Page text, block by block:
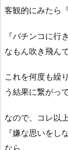
客観的にみたら
『パチンコに行
なもん吹き飛ん
これを何度も繰
う結果に繋がっ
なので、コレ以
『嫌な思いをし